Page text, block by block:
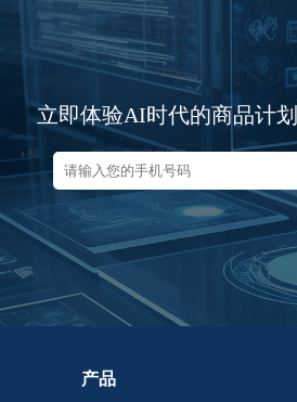
立即体验AI时代的商品计
产品